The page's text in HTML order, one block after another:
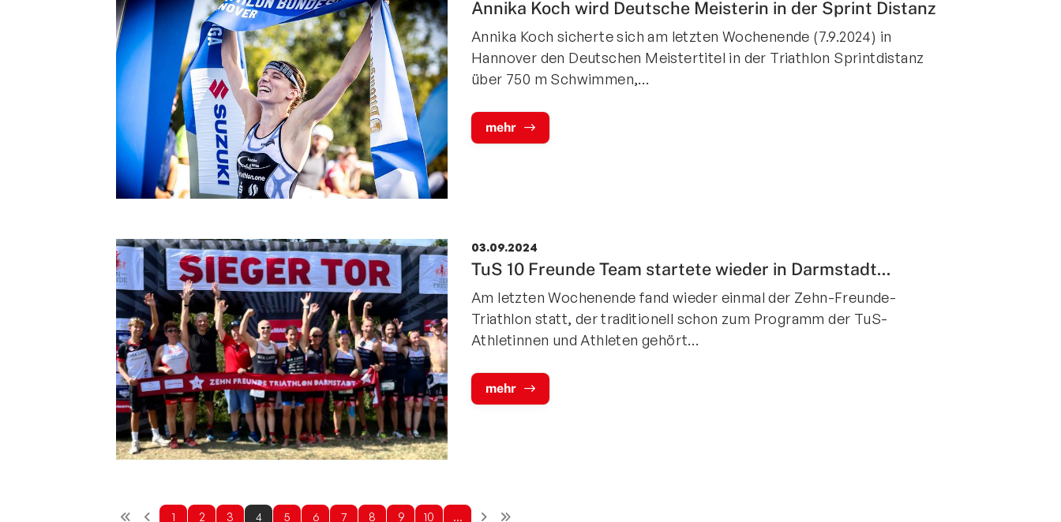
Annika Koch wird Deutsche Meisterin in der Sprint Distanz
Annika Koch sicherte sich am letzten Wochenende (7.9.2024) in
Hannover den Deutschen Meistertitel in der Triathlon Sprintdistanz
über 750 m Schwimmen,…
mehr
03.09.2024
TuS 10 Freunde Team startete wieder in Darmstadt...
Am letzten Wochenende fand wieder einmal der Zehn-Freunde-
Triathlon statt, der traditionell schon zum Programm der TuS-
Athletinnen und Athleten gehört…
mehr
1 2 3 4 5 6 7 8 9 10 …